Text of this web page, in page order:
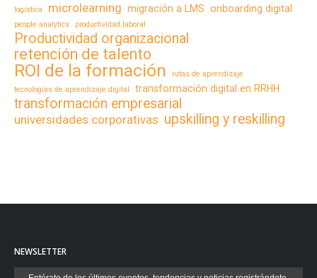
logística microlearning migración a LMS onboarding digital
people analytics productividad laboral
Productividad organizacional
retención de talento
ROI de la formación
rutas de aprendizaje
tecnologías de aprendizaje digital
transformación digital en RRHH
transformación empresarial
universidades corporativas upskilling y reskilling
NEWSLETTER